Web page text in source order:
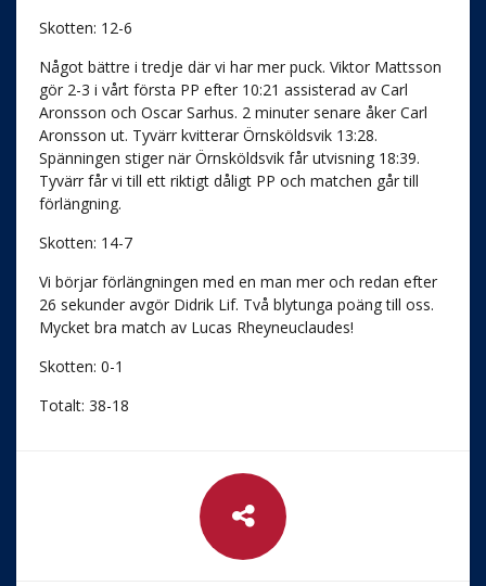
Skotten: 12-6
Något bättre i tredje där vi har mer puck. Viktor Mattsson
gör 2-3 i vårt första PP efter 10:21 assisterad av Carl
Aronsson och Oscar Sarhus. 2 minuter senare åker Carl
Aronsson ut. Tyvärr kvitterar Örnsköldsvik 13:28.
Spänningen stiger när Örnsköldsvik får utvisning 18:39.
Tyvärr får vi till ett riktigt dåligt PP och matchen går till
förlängning.
Skotten: 14-7
Vi börjar förlängningen med en man mer och redan efter
26 sekunder avgör Didrik Lif. Två blytunga poäng till oss.
Mycket bra match av Lucas Rheyneuclaudes!
Skotten: 0-1
Totalt: 38-18